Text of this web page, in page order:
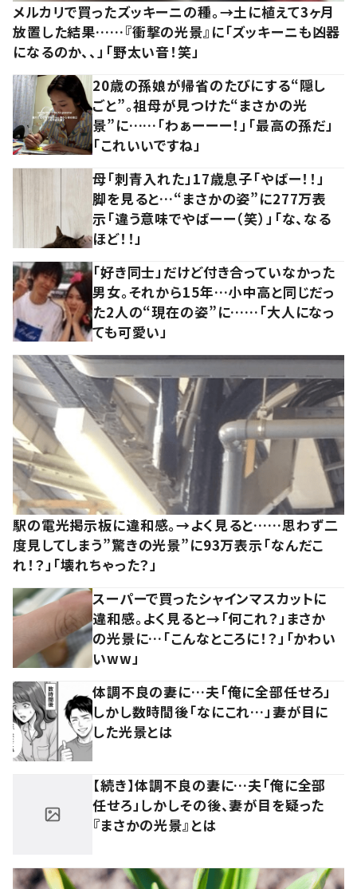
メルカリで買ったズッキーニの種。→土に植えて3ヶ月
放置した結果……『衝撃の光景』に「ズッキーニも凶器
になるのか、、」「野太い音！笑」
20歳の孫娘が帰省のたびにする“隠し
ごと”。祖母が見つけた“まさかの光
景”に……「わぁーーー！」「最高の孫だ」
「これいいですね」
母「刺青入れた」17歳息子「やばー！！」
脚を見ると…“まさかの姿”に277万表
示「違う意味でやばーー（笑）」「な、なる
ほど！！」
「好き同士」だけど付き合っていなかった
男女。それから15年…小中高と同じだっ
た2人の“現在の姿”に……「大人になっ
ても可愛い」
駅の電光掲示板に違和感。→よく見ると……思わず二
度見してしまう”驚きの光景”に93万表示「なんだこ
れ！？」「壊れちゃった？」
スーパーで買ったシャインマスカットに
違和感。よく見ると→「何これ？」まさか
の光景に…「こんなところに！？」「かわい
いww」
体調不良の妻に…夫「俺に全部任せろ」
しかし数時間後「なにこれ…」妻が目に
した光景とは
【続き】体調不良の妻に…夫「俺に全部
任せろ」しかしその後、妻が目を疑った
『まさかの光景』とは